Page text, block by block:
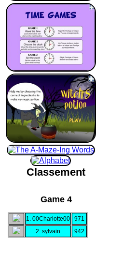
Classement
Game 4
1. 00Charlotte00
971
2. sylvain
942